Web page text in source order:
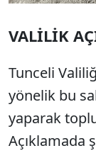
VALİLİK
Tunceli
yönelik bu
yaparak
Açıklamada